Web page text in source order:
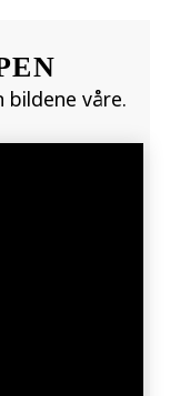
bildene våre.